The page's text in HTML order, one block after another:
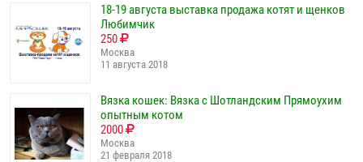
18-19 августа выставка продажа котят и щенков
Любимчик
250
Москва
11 августа 2018
Вязка кошек: Вязка с Шотландским Прямоухим
опытным котом
2000
Москва
21 февраля 2018